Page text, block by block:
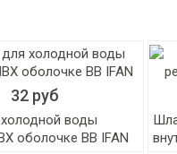
32 руб
воды
оболочке ВВ IFAN